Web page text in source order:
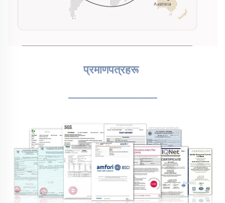
प्रमाणपत्रहरू
________________